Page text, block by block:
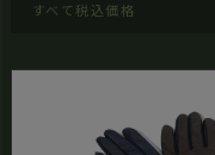
すべて税込価格